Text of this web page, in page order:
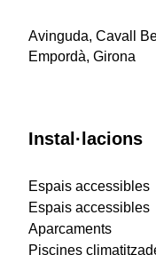
Avinguda, Cavall
Empordà, Girona
Instal·lacions
Espais accessibles
Espais accessibles
Aparcaments
Piscines